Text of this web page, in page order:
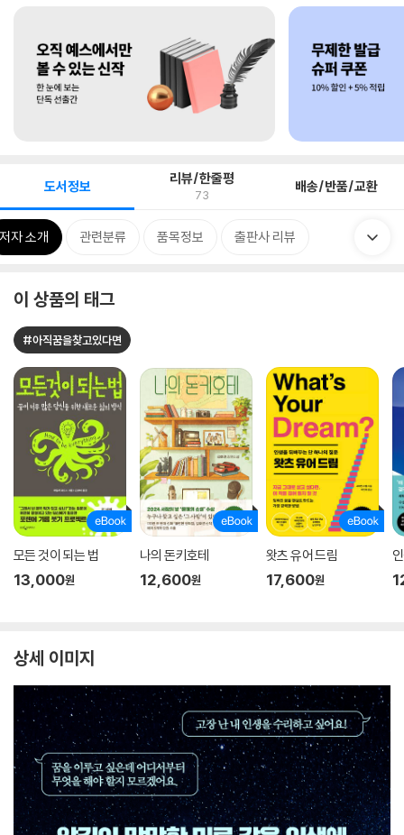
도서정보 리뷰/한줄평
73 배송/반품/교환
저자 소개 관련분류 품목정보 출판사 리뷰
이 상품의 태그
#아직꿈을찾고있다면
모든 것이 되는 법
13,000원
나의 돈키호테
12,600원
왓츠 유어 드림
17,600원
상세 이미지